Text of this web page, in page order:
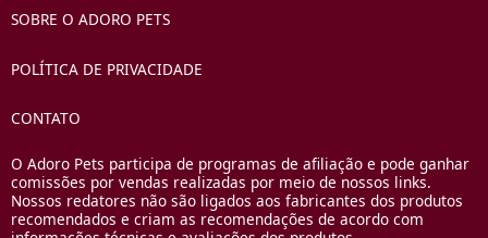
SOBRE O ADORO PETS
POLÍTICA DE PRIVACIDADE
CONTATO
O Adoro Pets participa de programas de afiliação e pode ganhar
comissões por vendas realizadas por meio de nossos links.
Nossos redatores não são ligados aos fabricantes dos produtos
recomendados e criam as recomendações de acordo com